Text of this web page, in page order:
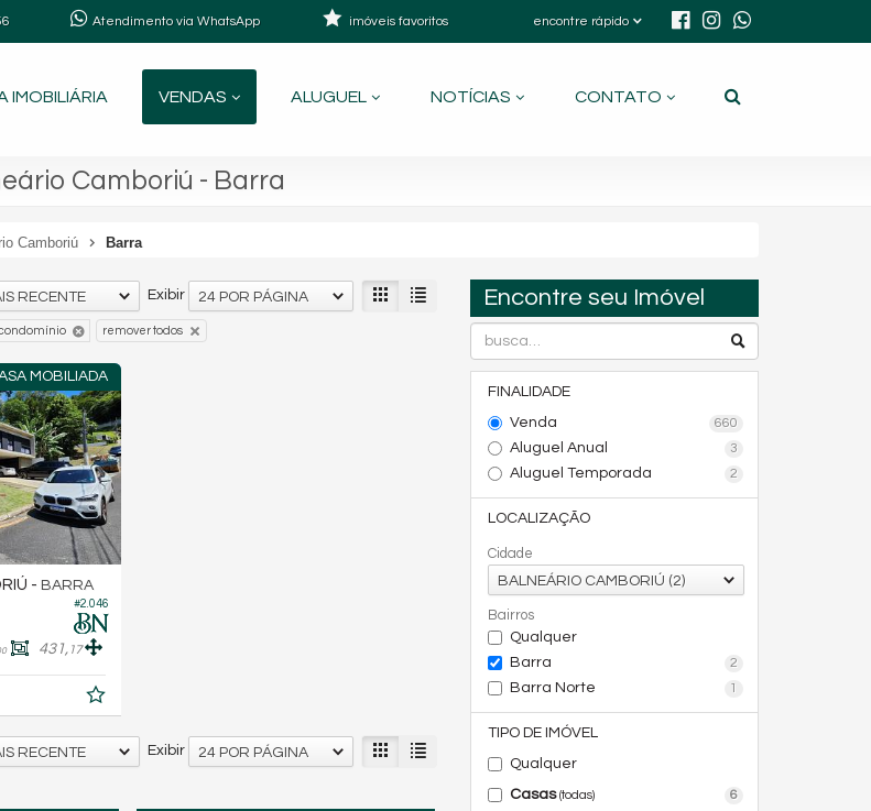
Atendimento via WhatsApp encontre rápido
imóveis favoritos
IMOBILIÁRIA VENDAS ALUGUEL NOTÍCIAS CONTATO
Camboriú - Barra
Camboriú Barra
Encontre seu Imóvel
FINALIDADE
Venda
660
Aluguel Anual 3
Aluguel Temporada 2
LOCALIZAÇÃO
Cidade
BALNEÁRIO CAMBORIÚ (2)
Bairros
Qualquer
Barra
2
Barra Norte 1
TIPO DE IMÓVEL
Qualquer
Casas(todas) 6
Exibir 24 POR PÁGINA
RECENTE
remover todos
MOBILIADA
#2.046
- BARRA
431,17
Exibir 24 POR PÁGINA
RECENTE